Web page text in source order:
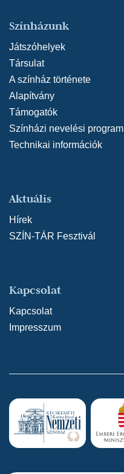
Színházunk
Játszóhelyek
Társulat
A színház története
Alapítvány
Támogatók
Színházi nevelési program
Technikai információk
Aktuális
Hírek
SZÍN-TÁR Fesztivál
Kapcsolat
Kapcsolat
Impresszum